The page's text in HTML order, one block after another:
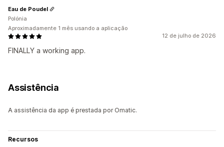
12 de julho de 2026
FINALLY a working app.
Eau de Poudel
Polónia
Aproximadamente 1 mês usando a aplicação
Assistência
A assistência da app é prestada por Omatic.
Recursos